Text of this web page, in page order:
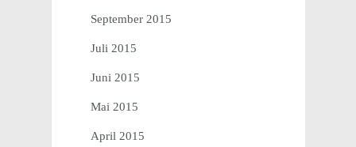
September 2015
Juli 2015
Juni 2015
Mai 2015
April 2015